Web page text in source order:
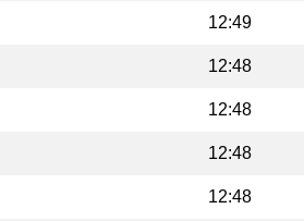
12:49
12:48
12:48
12:48
12:48